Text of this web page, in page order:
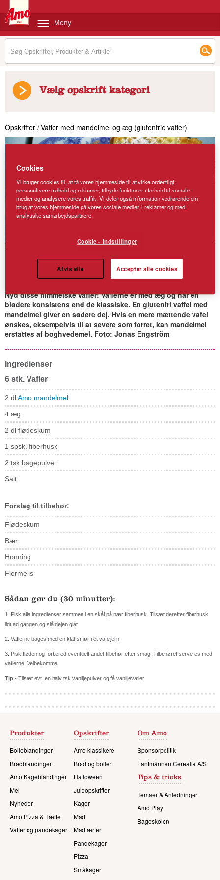
Meny
Vælg opskrift kategori
Opskrifter /Vafler med mandelmel og æg (glutenfrie vafler)
Vafler med mandelmel og
æg (glutenfrie vafler)
Nyd disse himmelske vafler! Vaflerne er med æg og har en
blødere konsistens end de klassiske. En glutenfri vaffel med
mandelmel giver en sødere dej. Hvis en mere mættende vafel
ønskes, eksempelvis til at severe som forret, kan mandelmel
erstattes af boghvedemel. Foto: Jonas Engström
Ingredienser
6 stk. Vafler
2 dlAmo mandelmel
4 æg
2 dl flødeskum
1 spsk. fiberhusk
2 tsk bagepulver
Salt
Forslag til tilbehør:
Flødeskum
Bær
Honning
Flormelis
Sådan gør du (30 minutter):
1. Pisk alle ingredienser sammen i en skål på nær fiberhusk. Tilsæt derefter fiberhusk
lidt ad gangen og slå dejen glat.
2. Vaflerne bages med en klat smør i et vafeljern.
3. Pisk fløden og forbered eventuelt andet tilbehør efter smag. Tilbehøret serveres med
vaflerne. Velbekomme!
Tip - Tilsæt evt. en halv tsk vaniljepulver og få vaniljevafler.
Produkter
Bolleblandinger
Brødblandinger
Amo Kageblandinger
Mel
Nyheder
Amo Pizza & Tærte
Vafler og pandekager
Opskrifter
Amo klassikere
Brød og boller
Halloween
Juleopskrifter
Kager
Mad
Madtærter
Pandekager
Pizza
Småkager
Om Amo
Sponsorpolitik
Lantmännen Cerealia A/S
Tips & tricks
Temaer & Anledninger
Amo Play
Bageskolen
Cookies
Vi bruger cookies til, at få vores hjemmeside til at virke ordentligt,
personalisere indhold og reklamer, tilbyde funktioner i forhold til sociale
medier og analysere vores traffik. Vi deler også information vedrørende din
brug af vores hjemmeside på vores sociale medier, i reklamer og med
analytiske samarbejdspartnere.
Cookie - indstillinger
Afvis alle Accepter alle cookies